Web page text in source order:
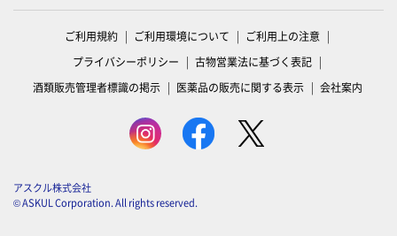
ご利用規約 ご利用環境について
ご利用上の注意
プライバシーポリシー
古物営業法に基づく表記
酒類販売管理者標識の掲示
医薬品の販売に関する表示 会社案内
アスクル株式会社
© ASKUL Corporation. All rights reserved.